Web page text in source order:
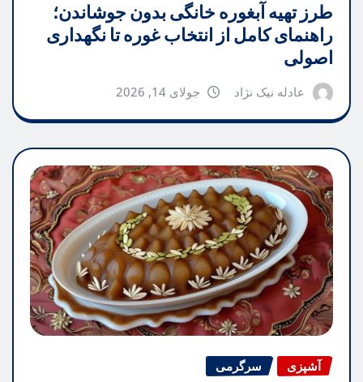
طرز تهیه آبغوره خانگی بدون جوشاندن؛
راهنمای کامل از انتخاب غوره تا نگهداری
اصولی
عادله نیک نژاد جولای 14, 2026
آشپزی سرگرمی